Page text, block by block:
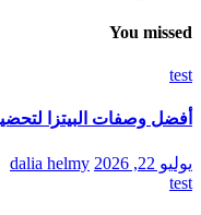
You missed
test
أفضل وصفات البيتزا
يوليو 22, 2026
dalia helmy
test